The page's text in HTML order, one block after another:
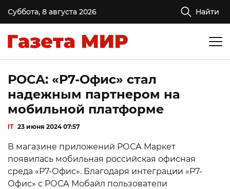
Суббота, 8 августа 2026 Найти
РОСА: «Р7-Офис» стал
надежным партнером на
мобильной платформе
IT 23 июня 2024 07:57
В магазине приложений РОСА Маркет
появилась мобильная российская офисная
среда «Р7-Офис». Благодаря интеграции «Р7-
Офис» с РОСА Мобайл пользователи